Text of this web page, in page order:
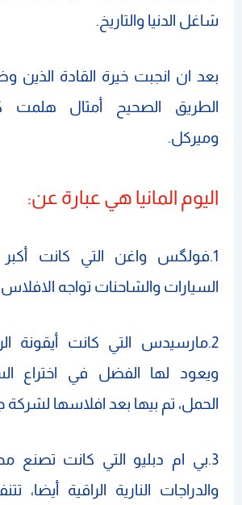
شاغل الدنيا والتاريخ.
بعد ان انجبت خيرة القادة الذين
الطريق الصحيح أمثال هلمت
وميركل.
اليوم المانيا هي عبارة عن:
1.فولگس واغن التي كانت
السيارات والشاحنات تواجه
2.مارسيدس التي كانت أيقونة
ويعود لها الفضل في اختراع
الحمل، تم بيها بعد افلاسها لشركة
3.بي ام دبليو التي كانت تصنع
والدراجات النارية الراقية أيضا،